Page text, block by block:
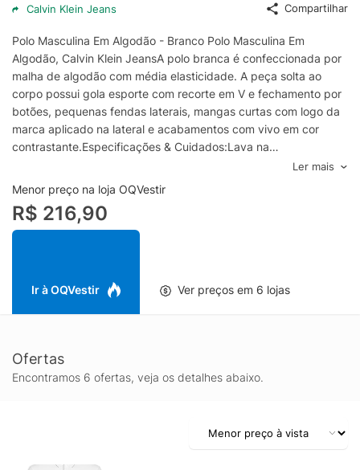
Calvin Klein Jeans Compartilhar
Polo Masculina Em Algodão - Branco Polo Masculina Em
Algodão, Calvin Klein JeansA polo branca é confeccionada por
malha de algodão com média elasticidade. A peça solta ao
corpo possui gola esporte com recorte em V e fechamento por
botões, pequenas fendas laterais, mangas curtas com logo da
marca aplicado na lateral e acabamentos com vivo em cor
contrastante.Especificações & Cuidados:Lava na
máquinaComposição: 100% Algodão Cor: BrancoMarca: Calvin
Klein Jeans
Ler mais
Menor preço na loja OQVestir
R$ 216,90
Ir à OQVestir Ver preços em 6 lojas
Ofertas
Encontramos 6 ofertas, veja os detalhes abaixo.